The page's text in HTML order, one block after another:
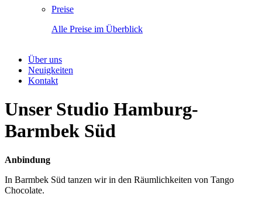
Preise
Alle Preise im Überblick
Über uns
Neuigkeiten
Kontakt
Unser Studio Hamburg-
Barmbek Süd
Anbindung
In Barmbek Süd tanzen wir in den Räumlichkeiten von Tango
Chocolate.